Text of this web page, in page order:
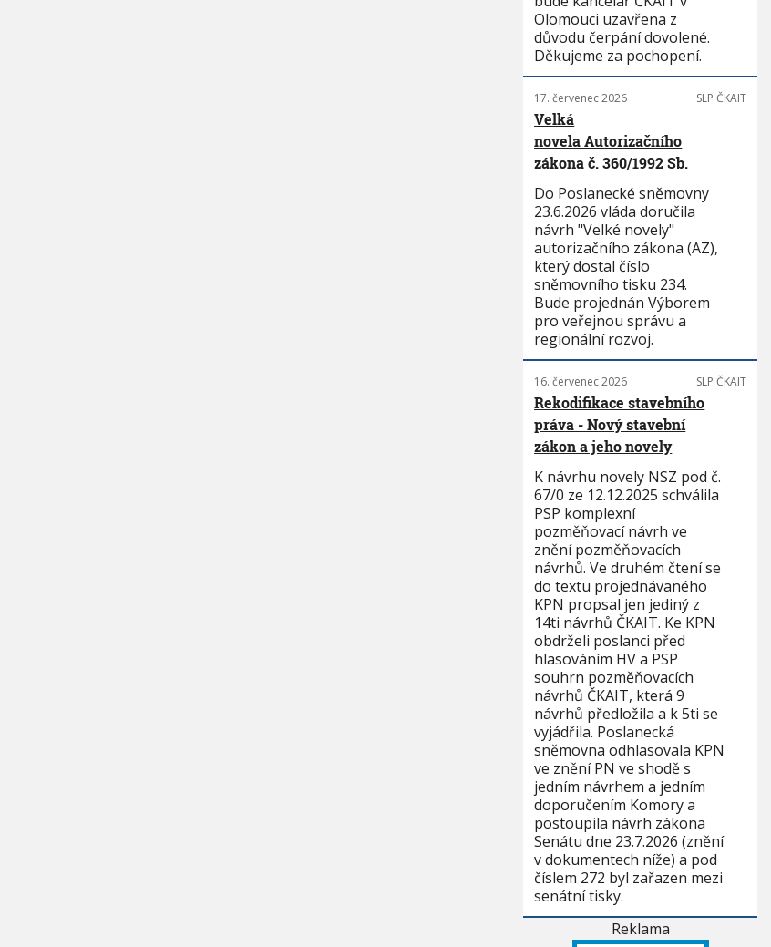
Olomouci uzavřena z
důvodu čerpání dovolené.
Děkujeme za pochopení.
17. červenec 2026 SLP ČKAIT
Velká
novela Autorizačního
zákona č. 360/1992 Sb.
Do Poslanecké sněmovny
23.6.2026 vláda doručila
návrh "Velké novely"
autorizačního zákona (AZ),
který dostal číslo
sněmovního tisku 234.
Bude projednán Výborem
pro veřejnou správu a
regionální rozvoj.
16. červenec 2026 SLP ČKAIT
Rekodifikace stavebního
práva - Nový stavební
zákon a jeho novely
K návrhu novely NSZ pod č.
67/0 ze 12.12.2025 schválila
PSP komplexní
pozměňovací návrh ve
znění pozměňovacích
návrhů. Ve druhém čtení se
do textu projednávaného
KPN propsal jen jediný z
14ti návrhů ČKAIT. Ke KPN
obdrželi poslanci před
hlasováním HV a PSP
souhrn pozměňovacích
návrhů ČKAIT, která 9
návrhů předložila a k 5ti se
vyjádřila. Poslanecká
sněmovna odhlasovala KPN
ve znění PN ve shodě s
jedním návrhem a jedním
doporučením Komory a
postoupila návrh zákona
Senátu dne 23.7.2026 (znění
v dokumentech níže) a pod
číslem 272 byl zařazen mezi
senátní tisky.
Reklama